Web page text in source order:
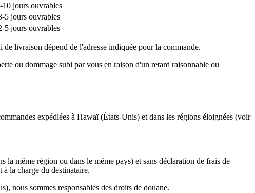
10 jours ouvrables
5 jours ouvrables
5 jours ouvrables
livraison dépend de l'adresse indiquée pour la commande.
ou dommage subi par vous en raison d'un retard raisonnable ou
expédiées à Hawaï (États-Unis) et dans les régions éloignées (voir
même région ou dans le même pays) et sans déclaration de frais de
à la charge du destinataire.
nous sommes responsables des droits de douane.